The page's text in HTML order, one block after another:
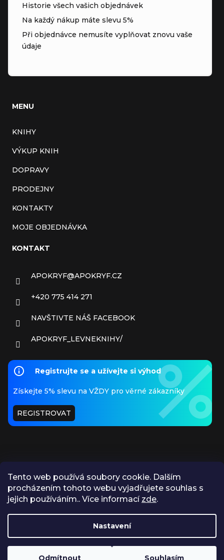
Tento web používá soubory cookie. Dalším
procházením tohoto webu vyjadřujete souhlas s
jejich používáním.. Více informací zde.
Nastavení
Odmítnout Souhlasím
Historie všech vašich objednávek
Na každý nákup máte slevu 5%
Při objednávce nemusíte vyplňovat znovu vaše
údaje
MENU
KNIHY
VÝKUP KNIH
DOPRAVY
PRODEJNY
KONTAKTY
MOJE OBJEDNÁVKA
KONTAKT
APOKRYF@APOKRYF.CZ
+420 775 414 271
NAVŠTIVTE NÁŠ FACEBOOK
APOKRYF_LEVNEKNIHY/
Registrujte se a užívejte si výhod
Získejte 5% slevu na VŽDY pro věrné zákazníky
REGISTROVAT
PŘIJÍMÁME ONLINE PLATBY